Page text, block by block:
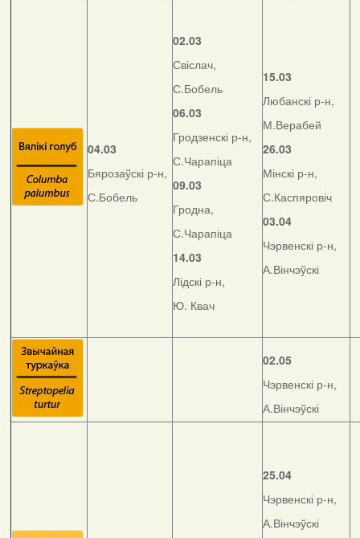
04.03
Бярозаўскі р-н,
С.Бобель
02.03
Свіслач,
С.Бобель
06.03
Гродзенскі р-н,
С.Чарапіца
09.03
Гродна,
С.Чарапіца
14.03
Лідскі р-н,
Ю. Квач
15.03
Любанскі р-н,
М.Верабей
26.03
Мінскі р-н,
С.Каспяровіч
03.04
Чэрвенскі р-н,
А.Вінчэўскі
02.05
Чэрвенскі р-н,
А.Вінчэўскі
25.04
Чэрвенскі р-н,
А.Вінчэўскі